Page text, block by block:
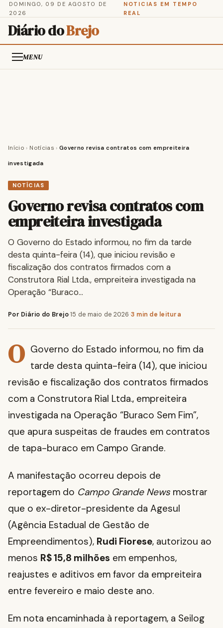
DOMINGO, 09 DE AGOSTO DE
2026
NOTICIAS EM TEMPO
REAL
Diário doBrejo
MENU
Início › Notícias › Governo revisa contratos com empreiteira
investigada
NOTÍCIAS
Governo revisa contratos com
empreiteira investigada
O Governo do Estado informou, no fim da tarde
desta quinta-feira (14), que iniciou revisão e
fiscalização dos contratos firmados com a
Construtora Rial Ltda., empreiteira investigada na
Operação “Buraco…
Por Diário do Brejo·15 de maio de 2026·3 min de leitura
O Governo do Estado informou, no fim da
tarde desta quinta-feira (14), que iniciou
revisão e fiscalização dos contratos firmados
com a Construtora Rial Ltda., empreiteira
investigada na Operação “Buraco Sem Fim”,
que apura suspeitas de fraudes em contratos
de tapa-buraco em Campo Grande.
A manifestação ocorreu depois de
reportagem do Campo Grande News mostrar
que o ex-diretor-presidente da Agesul
(Agência Estadual de Gestão de
Empreendimentos), Rudi Fiorese, autorizou ao
menos R$ 15,8 milhões em empenhos,
reajustes e aditivos em favor da empreiteira
entre fevereiro e maio deste ano.
Em nota encaminhada à reportagem, a Seilog